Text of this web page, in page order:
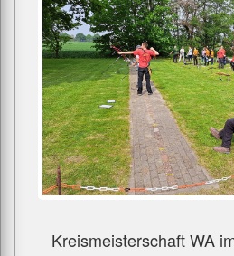
Kreismeisterschaft WA